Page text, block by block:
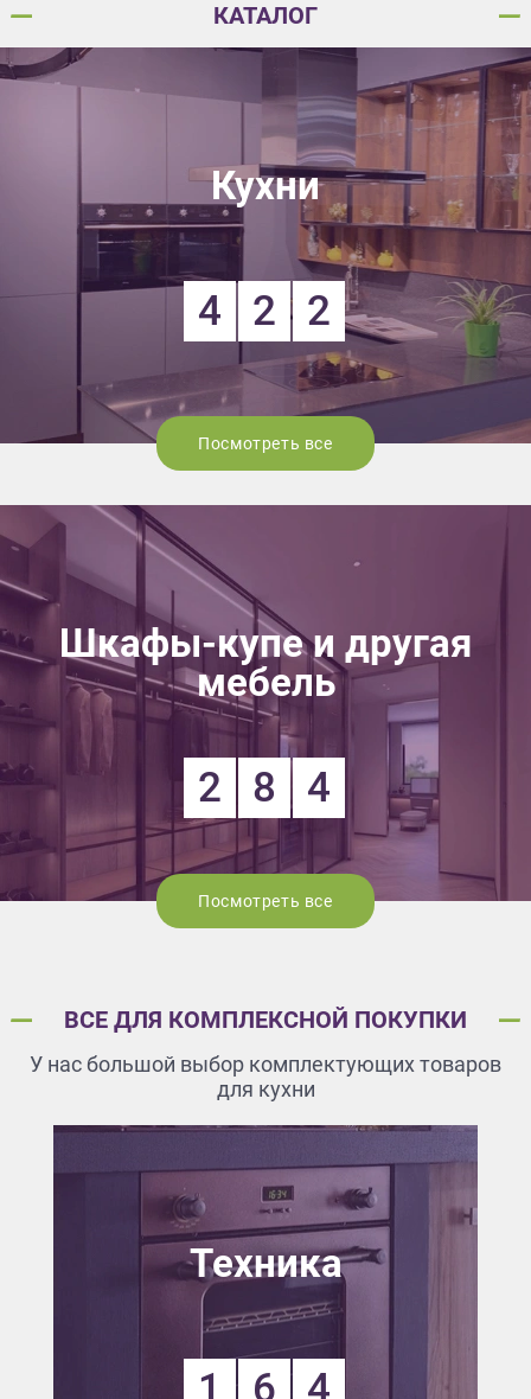
КАТАЛОГ
Кухни
4 2 2
Посмотреть все
Шкафы-купе и другая
мебель
2 8 4
Посмотреть все
ВСЕ ДЛЯ КОМПЛЕКСНОЙ ПОКУПКИ
У нас большой выбор комплектующих товаров
для кухни
Техника
1 6 4